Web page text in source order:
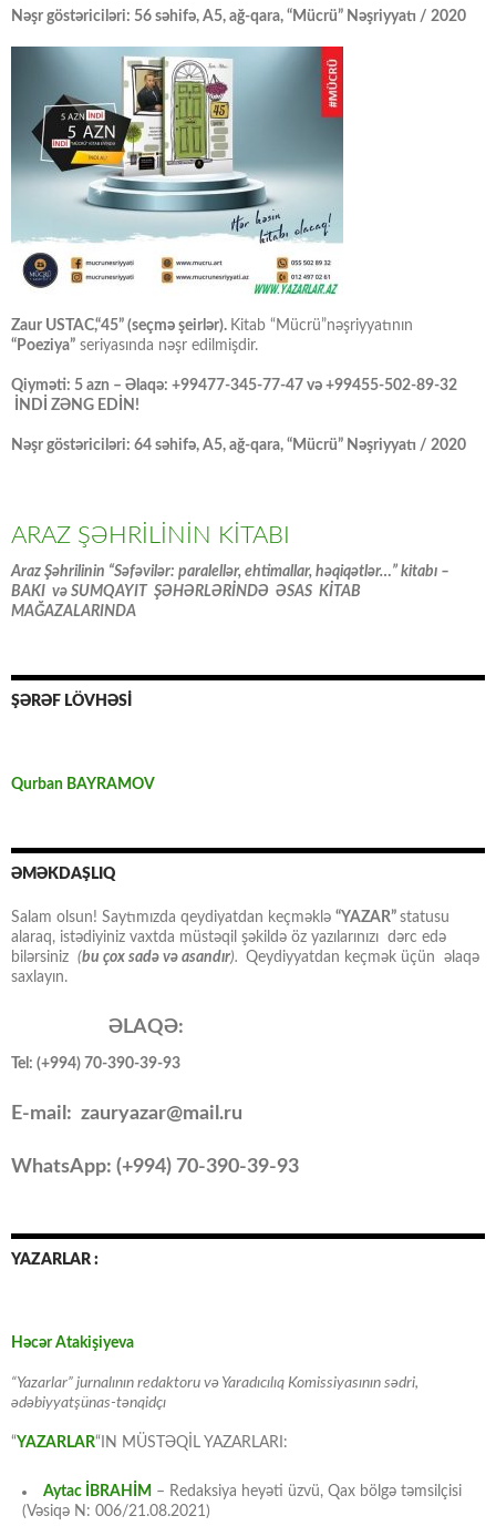
Nəşr göstəriciləri: 56 səhifə, A5, ağ-qara, “Mücrü” Nəşriyyatı / 2020
Zaur USTAC,“45” (seçmə şeirlər). Kitab “Mücrü”nəşriyyatının
“Poeziya” seriyasında nəşr edilmişdir.
Qiyməti: 5 azn – Əlaqə: +99477-345-77-47 və +99455-502-89-32
İNDİ ZƏNG EDİN!
Nəşr göstəriciləri: 64 səhifə, A5, ağ-qara, “Mücrü” Nəşriyyatı / 2020
ARAZ ŞƏHRİLİNİN KİTABI
Araz Şəhrilinin “Səfəvilər: paralellər, ehtimallar, həqiqətlər…” kitabı –
BAKI və SUMQAYIT ŞƏHƏRLƏRİNDƏ ƏSAS KİTAB
MAĞAZALARINDA
ŞƏRƏF LÖVHƏSİ
Qurban BAYRAMOV
ƏMƏKDAŞLIQ
Salam olsun! Saytımızda qeydiyatdan keçməklə “YAZAR” statusu
alaraq, istədiyiniz vaxtda müstəqil şəkildə öz yazılarınızı dərc edə
bilərsiniz (bu çox sadə və asandır). Qeydiyyatdan keçmək üçün əlaqə
saxlayın.
ƏLAQƏ:
Tel: (+994) 70-390-39-93
E-mail: zauryazar@mail.ru
WhatsApp: (+994) 70-390-39-93
YAZARLAR :
Həcər Atakişiyeva
“Yazarlar” jurnalının redaktoru və Yaradıcılıq Komissiyasının sədri,
ədəbiyyatşünas-tənqidçı
“YAZARLAR“IN MÜSTƏQİL YAZARLARI:
Aytac İBRAHİM – Redaksiya heyəti üzvü, Qax bölgə təmsilçisi
(Vəsiqə N: 006/21.08.2021)